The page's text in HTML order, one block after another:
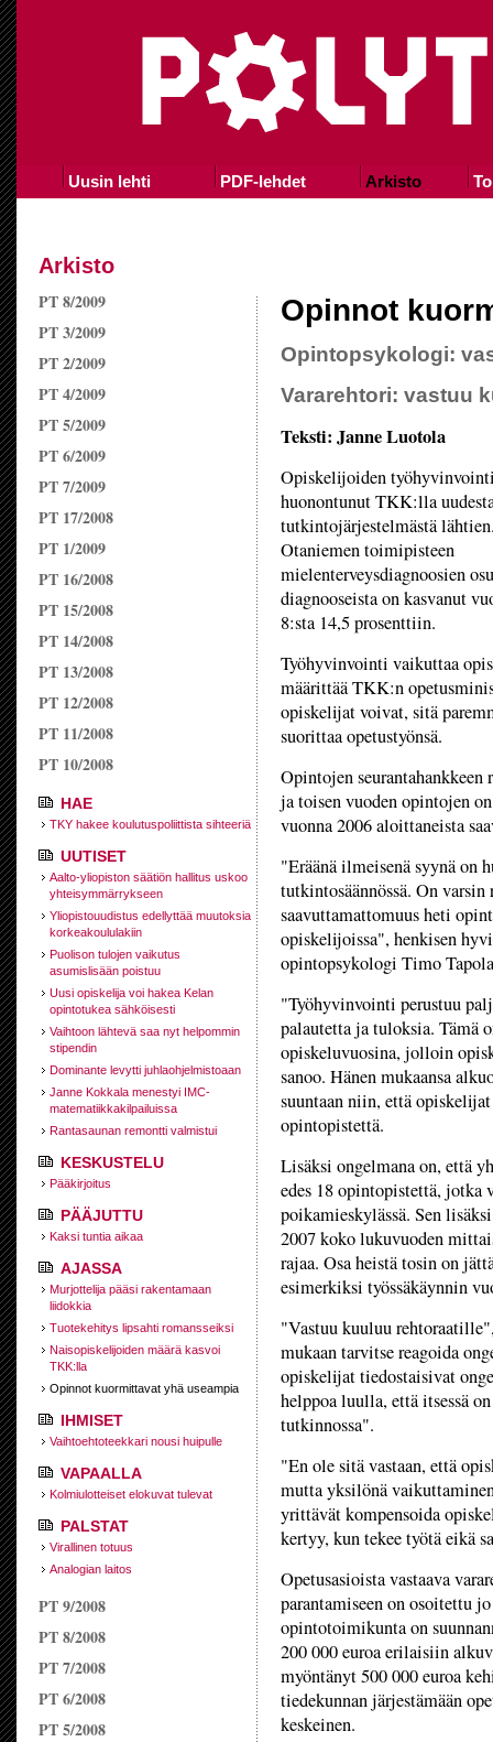
Uusin lehti PDF-lehdet Arkisto
Arkisto
PT 8/2009
PT 3/2009
PT 2/2009
PT 4/2009
PT 5/2009
PT 6/2009
PT 7/2009
PT 17/2008
PT 1/2009
PT 16/2008
PT 15/2008
PT 14/2008
PT 13/2008
PT 12/2008
PT 11/2008
PT 10/2008
HAE
TKY hakee koulutuspoliittista sihteeriä
UUTISET
Aalto-yliopiston säätiön hallitus uskoo
yhteisymmärrykseen
Yliopistouudistus edellyttää muutoksia
korkeakoululakiin
Puolison tulojen vaikutus
asumislisään poistuu
Uusi opiskelija voi hakea Kelan
opintotukea sähköisesti
Vaihtoon lähtevä saa nyt helpommin
stipendin
Dominante levytti juhlaohjelmistoaan
Janne Kokkala menestyi IMC-
matematiikkakilpailuissa
Rantasaunan remontti valmistui
KESKUSTELU
Pääkirjoitus
PÄÄJUTTU
Kaksi tuntia aikaa
AJASSA
Murjottelija pääsi rakentamaan
liidokkia
Tuotekehitys lipsahti romansseiksi
Naisopiskelijoiden määrä kasvoi
TKK:lla
Opinnot kuormittavat yhä useampia
IHMISET
Vaihtoehtoteekkari nousi huipulle
VAPAALLA
Kolmiulotteiset elokuvat tulevat
PALSTAT
Virallinen totuus
Analogian laitos
PT 9/2008
PT 8/2008
PT 7/2008
PT 6/2008
PT 5/2008
Opinnot
Opintopsykologi:
Vararehtori: vastuu
Teksti: Janne Luotola
Opiskelijoiden
huonontunut TKK:lla
tutkintojärjestelmästä
Otaniemen toimipisteen
mielenterveysdiagnoosien
diagnooseista on kasvanut
8:sta 14,5 prosenttiin.
Työhyvinvointi vaikuttaa
määrittää TKK:n
opiskelijat voivat, sitä
suorittaa opetustyönsä.
Opintojen seurantahankkeen
ja toisen vuoden opintojen
vuonna 2006 aloittaneista
"Eräänä ilmeisenä syynä on
tutkintosäännössä. On
saavuttamattomuus heti
opiskelijoissa", henkisen
opintopsykologi Timo
"Työhyvinvointi perustuu
palautetta ja tuloksia. Tämä
opiskeluvuosina, jolloin
sanoo. Hänen mukaansa
suuntaan niin, että
opintopistettä.
Lisäksi ongelmana on, että
edes 18 opintopistettä, jotka
poikamieskylässä. Sen
2007 koko lukuvuoden
rajaa. Osa heistä tosin on
esimerkiksi työssäkäynnin
"Vastuu kuuluu
mukaan tarvitse reagoida
opiskelijat tiedostaisivat
helppoa luulla, että itsessä
tutkinnossa".
"En ole sitä vastaan, että
mutta yksilönä
yrittävät kompensoida
kertyy, kun tekee työtä eikä
Opetusasioista vastaava
parantamiseen on osoitettu
opintotoimikunta on
200 000 euroa erilaisiin
myöntänyt 500 000 euroa
tiedekunnan järjestämään
keskeinen.